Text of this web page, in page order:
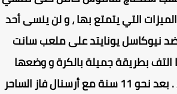
التي يتمتع بها ، و لن ينسى أحد
نيوكاسل يونايتد على ملعب سانت
بطريقة جميلة بالكرة و وضعها
مباشرة في المرمى . بعد نحو 11 سنة مع أرسنال فاز الساحر